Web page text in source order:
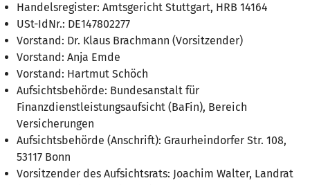
Handelsregister: Amtsgericht Stuttgart, HRB 14164
USt-IdNr.: DE147802277
Vorstand: Dr. Klaus Brachmann (Vorsitzender)
Vorstand: Anja Emde
Vorstand: Hartmut Schöch
Aufsichtsbehörde: Bundesanstalt für
Finanzdienstleistungsaufsicht (BaFin), Bereich
Versicherungen
Aufsichtsbehörde (Anschrift): Graurheindorfer Str. 108,
53117 Bonn
Vorsitzender des Aufsichtsrats: Joachim Walter, Landrat